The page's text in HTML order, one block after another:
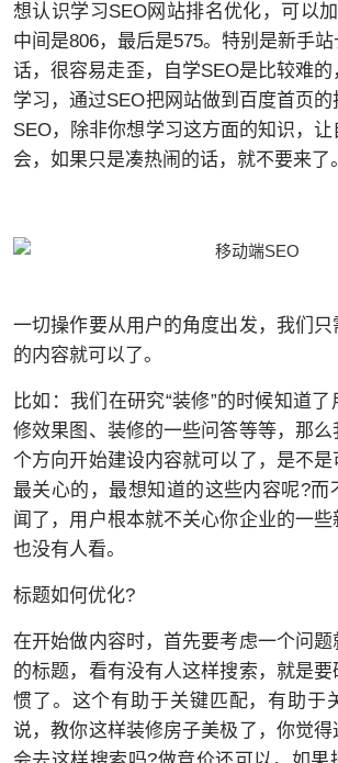
想认识学习SEO网站排名优化，可以加
中间是806，最后是575。特别是新手
话，很容易走歪，自学SEO是比较难
学习，通过SEO把网站做到百度首页
SEO，除非你想学习这方面的知识，
会，如果只是凑热闹的话，就不要来了。
一切操作要从用户的角度出发，我们
的内容就可以了。
比如：我们在研究“装修”的时候知道
修效果图、装修的一些问答等等，那
个方向开始建设内容就可以了，是不
最关心的，最想知道的这些内容呢?而
闻了，用户根本就不关心你企业的一
也没有人看。
标题如何优化?
在开始做内容时，首先要考虑一个问
的标题，看有没有人这样搜索，就是
惯了。这个有助于关键匹配，有助于
说，教你这样装修房子美极了，你觉得